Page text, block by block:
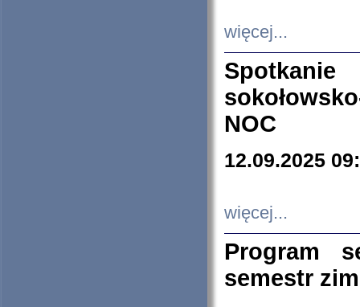
więcej...
NOC
12.09.2025
więcej...
Program
semestr